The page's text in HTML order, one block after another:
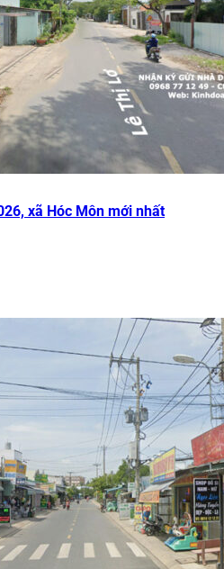
xã Hóc Môn mới nhất